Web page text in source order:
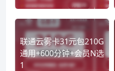
联通云雾卡31元包210G
通用+600分钟+会员N选
1